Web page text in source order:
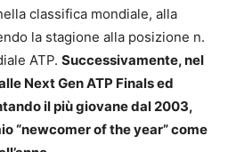
classifica mondiale, alla
la stagione alla posizione n.
ATP. Successivamente, nel
Next Gen ATP Finals ed
il più giovane dal 2003,
“newcomer of the year” come